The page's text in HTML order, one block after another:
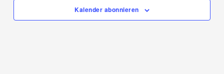
Kalender abonnieren